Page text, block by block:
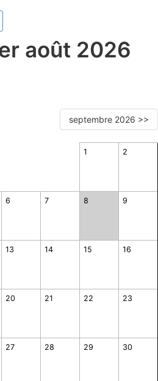
août 2026
septembre 2026 >>
1 2
6 7 8 9
13 14 15 16
20 21 22 23
27 28 29 30